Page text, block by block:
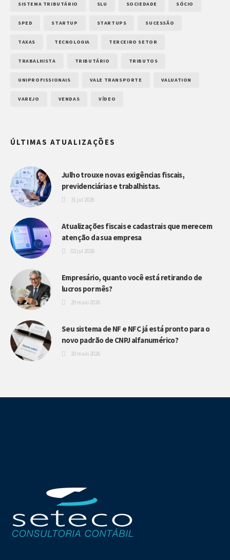
SISTEMA TRIBUTÁRIO SLU SOCIEDADE SÓCIO
SPED STARTUP STARTUPS SUCESSÃO
TAXAS TECNOLOGIA TERCEIRO SETOR
TRABALHISTA TRIBUTÁRIO TRIBUTOS
UNIPROFISSIONAIS VALE TRANSPORTE VALUATION
VAREJO VENDAS VÍDEO
ÚLTIMAS ATUALIZAÇÕES
Julho trouxe novas exigências fiscais,
previdenciárias e trabalhistas.
31 jul 2026
Atualizações fiscais e cadastrais que merecem
atenção da sua empresa
02 jul 2026
Empresário, quanto você está retirando de
lucros por mês?
29 maio 2026
Seu sistema de NF e NFC já está pronto para o
novo padrão de CNPJ alfanumérico?
20 maio 2026